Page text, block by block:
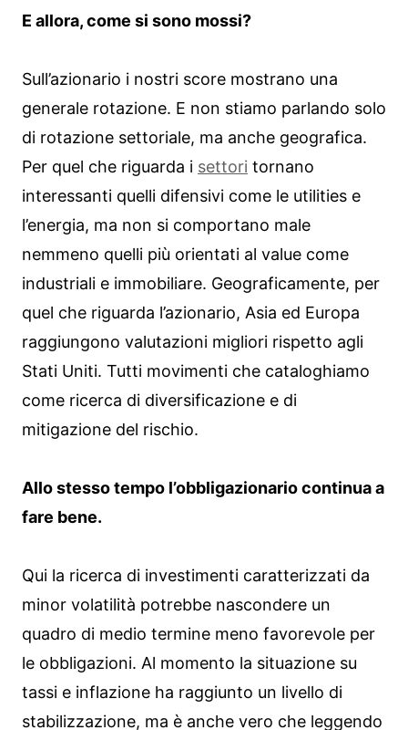
E allora, come si sono mossi?
Sull’azionario i nostri score mostrano una
generale rotazione. E non stiamo parlando solo
di rotazione settoriale, ma anche geografica.
Per quel che riguarda i settori tornano
interessanti quelli difensivi come le utilities e
l’energia, ma non si comportano male
nemmeno quelli più orientati al value come
industriali e immobiliare. Geograficamente, per
quel che riguarda l’azionario, Asia ed Europa
raggiungono valutazioni migliori rispetto agli
Stati Uniti. Tutti movimenti che cataloghiamo
come ricerca di diversificazione e di
mitigazione del rischio.
Allo stesso tempo l’obbligazionario continua a
fare bene.
Qui la ricerca di investimenti caratterizzati da
minor volatilità potrebbe nascondere un
quadro di medio termine meno favorevole per
le obbligazioni. Al momento la situazione su
tassi e inflazione ha raggiunto un livello di
stabilizzazione, ma è anche vero che leggendo